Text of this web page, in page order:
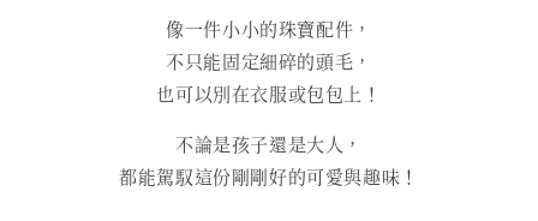
像一件小小的珠寶配件，
不只能固定細碎的頭毛，
也可以別在衣服或包包上！
不論是孩子還是大人，
都能駕馭這份剛剛好的可愛與趣味！